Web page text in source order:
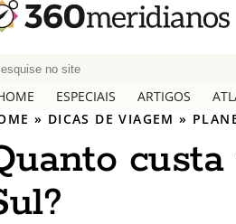
ESPECIAIS ARTIGOS
» DICAS DE VIAGEM »